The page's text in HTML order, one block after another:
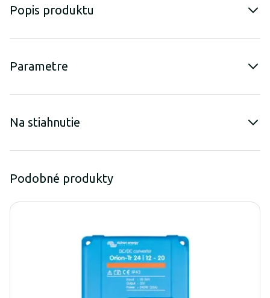
Popis produktu
Parametre
Na stiahnutie
Podobné produkty